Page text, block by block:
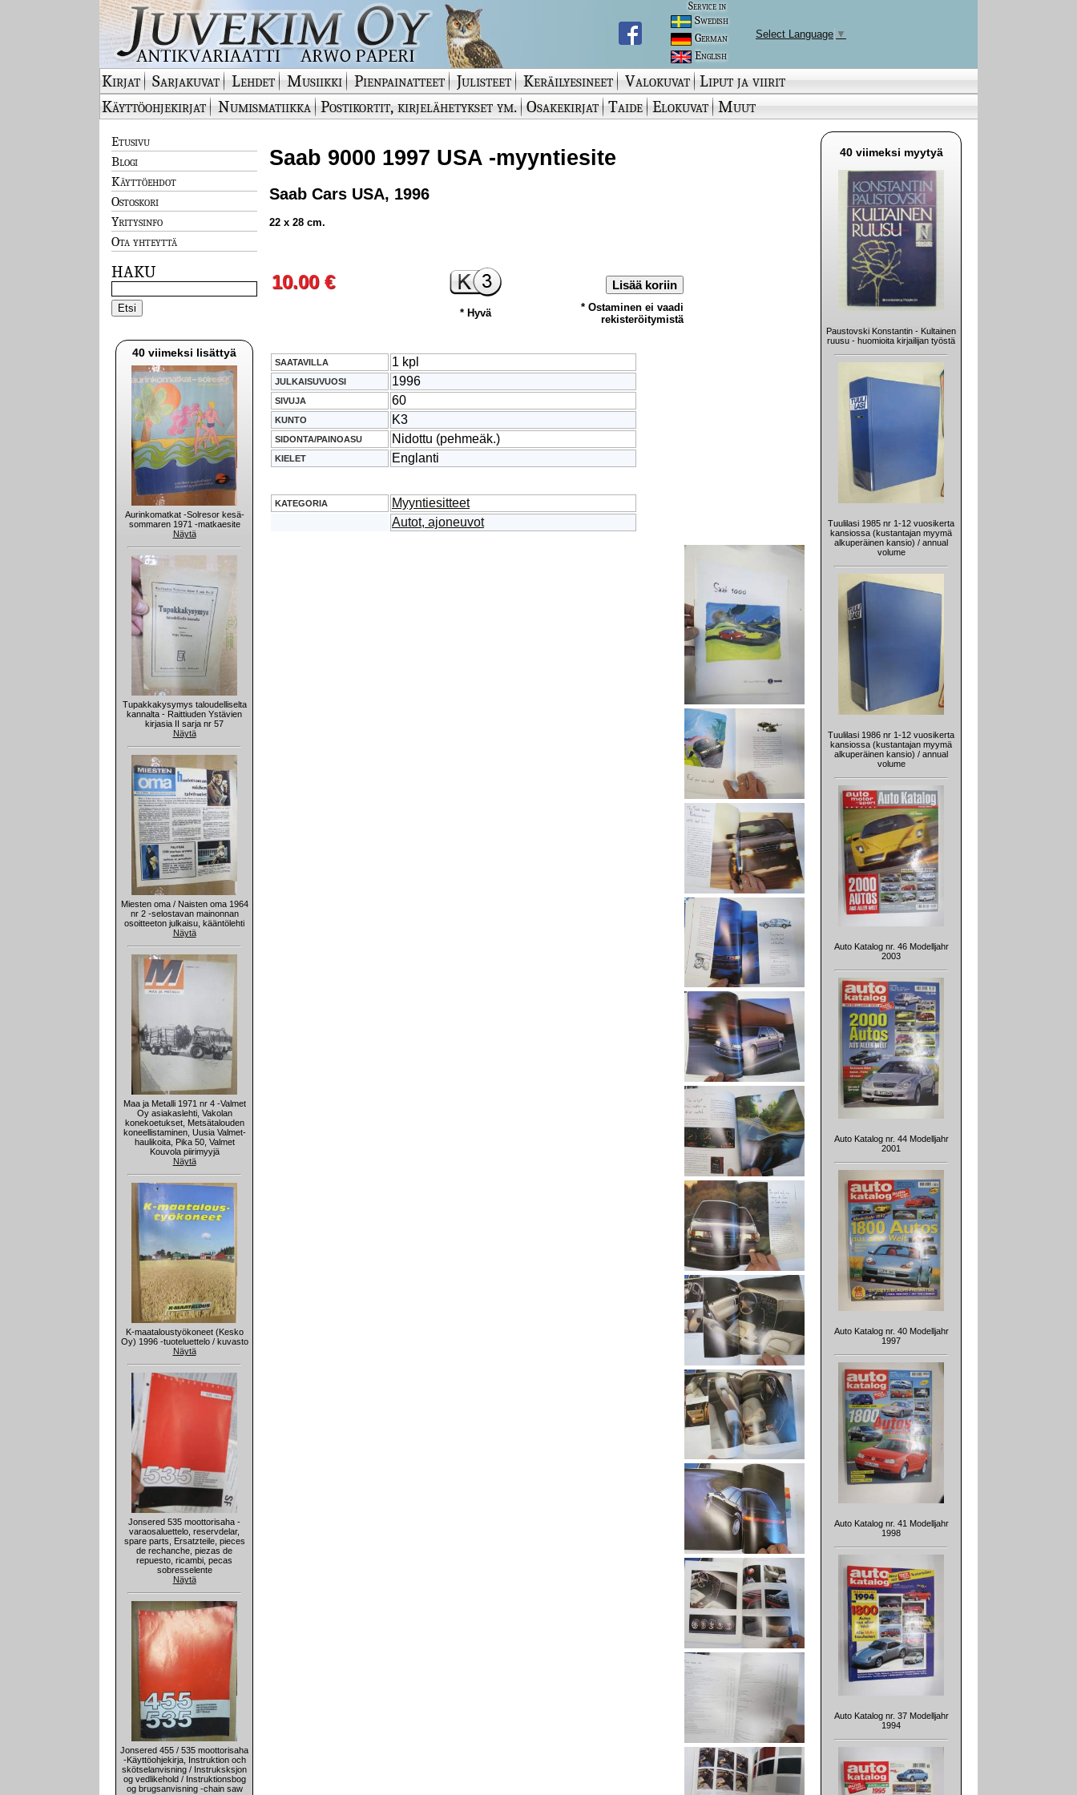
Service in
Swedish
German
English
Select Language ▼
Kirjat Sarjakuvat Lehdet Musiikki Pienpainatteet Julisteet Keräilyesineet Valokuvat Liput ja viirit
Käyttöohjekirjat
Numismatiikka Postikortit, kirjelähetykset ym. Osakekirjat Taide Elokuvat Muut
Etusivu
Blogi
Käyttöehdot
Ostoskori
Yritysinfo
Ota yhteyttä
HAKU
40 viimeksi lisättyä
Aurinkomatkat -Solresor kesä-
sommaren 1971 -matkaesite
Näytä
Tupakkakysymys taloudelliselta
kannalta - Raittiuden Ystävien
kirjasia II sarja nr 57
Näytä
Miesten oma / Naisten oma 1964
nr 2 -selostavan mainonnan
osoitteeton julkaisu, kääntölehti
Näytä
Maa ja Metalli 1971 nr 4 -Valmet
Oy asiakaslehti, Vakolan
konekoetukset, Metsätalouden
koneellistaminen, Uusia Valmet-
haulikoita, Pika 50, Valmet
Kouvola piirimyyjä
Näytä
K-maataloustyökoneet (Kesko
Oy) 1996 -tuoteluettelo / kuvasto
Näytä
Jonsered 535 moottorisaha -
varaosaluettelo, reservdelar,
spare parts, Ersatzteile, pieces
de rechanche, piezas de
repuesto, ricambi, pecas
sobresselente
Näytä
Jonsered 455 / 535 moottorisaha
-Käyttöohjekirja, Instruktion och
skötselanvisning / Instruksksjon
og vedlikehold / Instruktionsbog
og brugsanvisning -chain saw
Saab 9000 1997 USA -myyntiesite
Saab Cars USA, 1996
22 x 28 cm.
10.00 € Lisää koriin
* Hyvä
* Ostaminen ei vaadi
rekisteröitymistä
SAATAVILLA 1 kpl
JULKAISUVUOSI 1996
SIVUJA 60
KUNTO K3
SIDONTA/PAINOASU Nidottu (pehmeäk.)
KIELET Englanti
KATEGORIA
Myyntiesitteet
Autot, ajoneuvot
40 viimeksi myytyä
Paustovski Konstantin - Kultainen
ruusu - huomioita kirjailijan työstä
Tuulilasi 1985 nr 1-12 vuosikerta
kansiossa (kustantajan myymä
alkuperäinen kansio) / annual
volume
Tuulilasi 1986 nr 1-12 vuosikerta
kansiossa (kustantajan myymä
alkuperäinen kansio) / annual
volume
Auto Katalog nr. 46 Modelljahr
2003
Auto Katalog nr. 44 Modelljahr
2001
Auto Katalog nr. 40 Modelljahr
1997
Auto Katalog nr. 41 Modelljahr
1998
Auto Katalog nr. 37 Modelljahr
1994